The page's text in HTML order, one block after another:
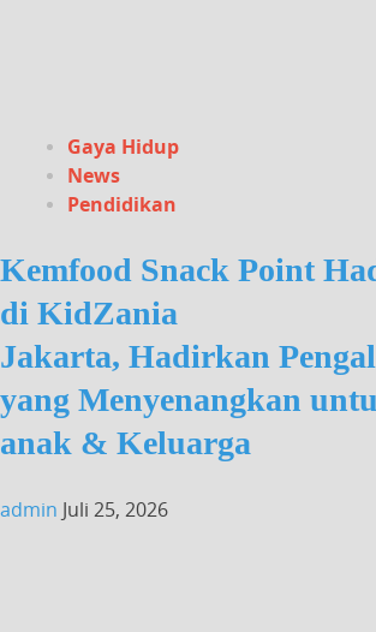
Gaya Hidup
News
Pendidikan
Kemfood Snack Point
di KidZania
Jakarta, Hadirkan
yang Menyenangkan
anak & Keluarga
admin Juli 25, 2026